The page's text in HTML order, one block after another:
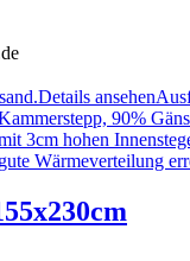
Details ansehen